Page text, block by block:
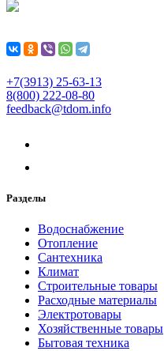
Блог
Полезные статьи
Оплата и доставка
Сервис-центр
Адреса Сервис-центров
+7(3913) 25-63-13
8(800) 222-08-80
feedback@tdom.info
Разделы
Водоснабжение
Отопление
Сантехника
Климат
Строительные товары
Расходные материалы
Электротовары
Хозяйственные товары
Бытовая техника